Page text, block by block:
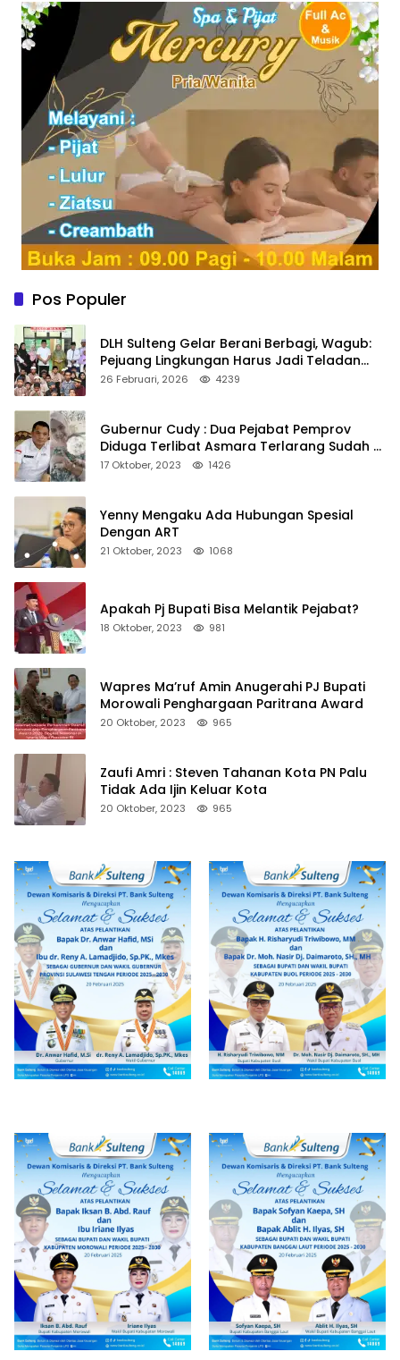
Pos Populer
DLH Sulteng Gelar Berani Berbagi, Wagub:
Pejuang Lingkungan Harus Jadi Teladan
Kepedulian
26 Februari, 2026 4239
Gubernur Cudy : Dua Pejabat Pemprov
Diduga Terlibat Asmara Terlarang Sudah di
Non Job
17 Oktober, 2023 1426
Yenny Mengaku Ada Hubungan Spesial
Dengan ART
21 Oktober, 2023 1068
Apakah Pj Bupati Bisa Melantik Pejabat?
18 Oktober, 2023 981
Wapres Ma’ruf Amin Anugerahi PJ Bupati
Morowali Penghargaan Paritrana Award
20 Oktober, 2023 965
Zaufi Amri : Steven Tahanan Kota PN Palu
Tidak Ada Ijin Keluar Kota
20 Oktober, 2023 965